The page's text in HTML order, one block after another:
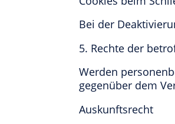
Bei der
5. Rechte der
Werden
gegenüber dem
Auskunftsrecht